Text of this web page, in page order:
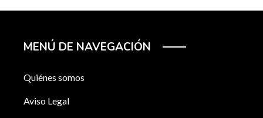
MENÚ DE NAVEGACIÓN
Quiénes somos
Aviso Legal